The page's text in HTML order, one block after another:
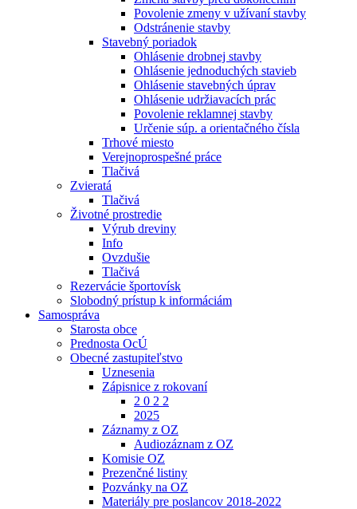
Povolenie zmeny v užívaní stavby
Odstránenie stavby
Stavebný poriadok
Ohlásenie drobnej stavby
Ohlásenie jednoduchých stavieb
Ohlásenie stavebných úprav
Ohlásenie udržiavacích prác
Povolenie reklamnej stavby
Určenie súp. a orientačného čísla
Trhové miesto
Verejnoprospešné práce
Tlačivá
Zvieratá
Tlačivá
Životné prostredie
Výrub dreviny
Info
Ovzdušie
Tlačivá
Rezervácie športovísk
Slobodný prístup k informáciám
Samospráva
Starosta obce
Prednosta OcÚ
Obecné zastupiteľstvo
Uznesenia
Zápisnice z rokovaní
2 0 2 2
2025
Záznamy z OZ
Audiozáznam z OZ
Komisie OZ
Prezenčné listiny
Pozvánky na OZ
Materiály pre poslancov 2018-2022